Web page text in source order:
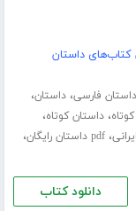
کتاب‌های داستان
داستان فارسی،داستان،
،داستان کوتاه،
،pdf داستان رایگان ،
دانلود کتاب